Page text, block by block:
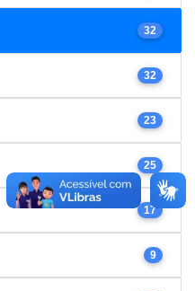
32
32
23
25
17
9